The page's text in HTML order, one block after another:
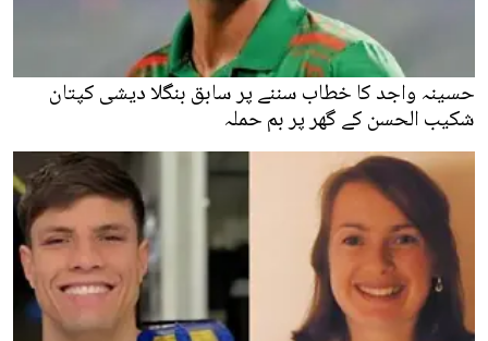
حسینہ واجد کا خطاب سننے پر سابق بنگلا دیشی کپتان
شکیب الحسن کے گھر پر بم حملہ